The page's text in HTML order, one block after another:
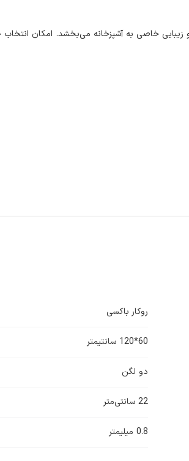
خاصی به آشپزخانه می‌بخشد. امکان
روکار باکسی
60*120 سانتیمتر
دو لگن
22 سانتی‌متر
0.8 میلیمتر